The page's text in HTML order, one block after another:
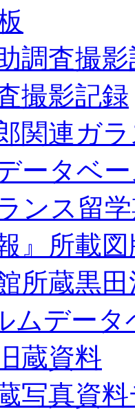
調査撮
撮影記録
関連ガ
ータベ
ンス留
』所載
所蔵黒
ムデータ
蔵資料
写真資